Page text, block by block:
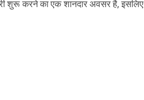
शुरू करने का एक शानदार अवसर है,